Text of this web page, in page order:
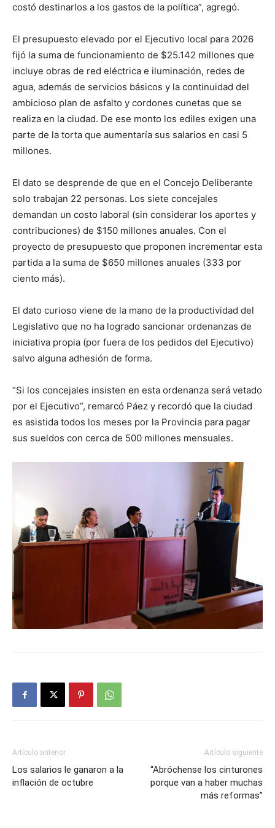
costó destinarlos a los gastos de la política”, agregó.
El presupuesto elevado por el Ejecutivo local para 2026
fijó la suma de funcionamiento de $25.142 millones que
incluye obras de red eléctrica e iluminación, redes de
agua, además de servicios básicos y la continuidad del
ambicioso plan de asfalto y cordones cunetas que se
realiza en la ciudad. De ese monto los ediles exigen una
parte de la torta que aumentaría sus salarios en casi 5
millones.
El dato se desprende de que en el Concejo Deliberante
solo trabajan 22 personas. Los siete concejales
demandan un costo laboral (sin considerar los aportes y
contribuciones) de $150 millones anuales. Con el
proyecto de presupuesto que proponen incrementar esta
partida a la suma de $650 millones anuales (333 por
ciento más).
El dato curioso viene de la mano de la productividad del
Legislativo que no ha logrado sancionar ordenanzas de
iniciativa propia (por fuera de los pedidos del Ejecutivo)
salvo alguna adhesión de forma.
“Si los concejales insisten en esta ordenanza será vetado
por el Ejecutivo”, remarcó Páez y recordó que la ciudad
es asistida todos los meses por la Provincia para pagar
sus sueldos con cerca de 500 millones mensuales.
Artículo anterior
Los salarios le ganaron a la
inflación de octubre
Artículo siguiente
“Abróchense los cinturones
porque van a haber muchas
más reformas”